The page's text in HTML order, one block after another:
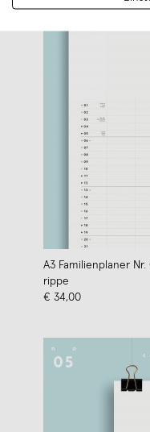
A3 Familienplaner
rippe
€ 34,00